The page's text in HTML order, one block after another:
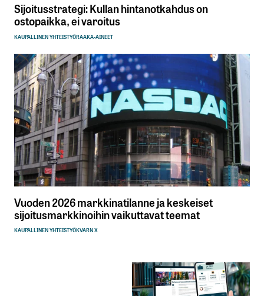
Sijoitusstrategi: Kullan hintanotkahdus on
ostopaikka, ei varoitus
KAUPALLINEN YHTEISTYÖRAAKA-AINEET
Vuoden 2026 markkinatilanne ja keskeiset
sijoitusmarkkinoihin vaikuttavat teemat
KAUPALLINEN YHTEISTYÖKVARN X